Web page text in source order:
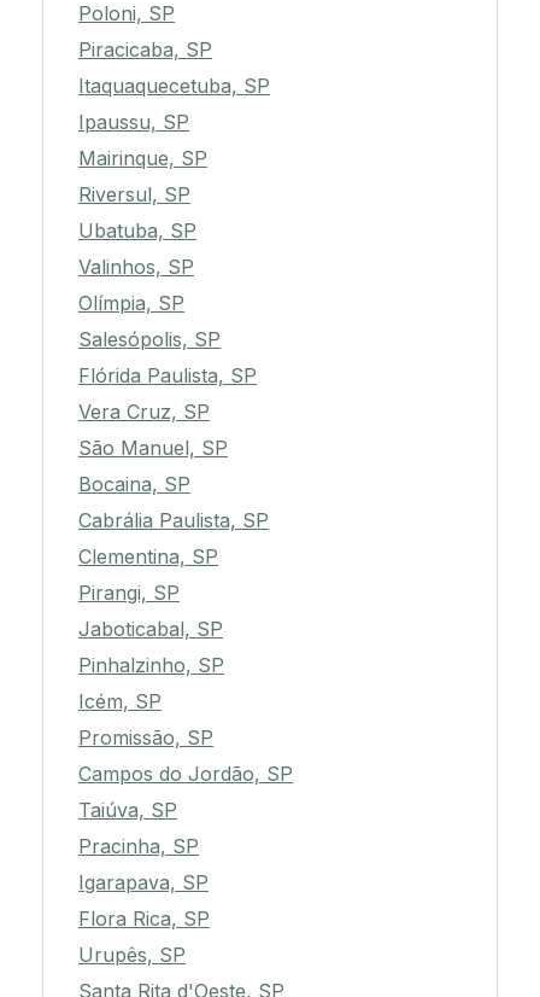
Poloni, SP
Piracicaba, SP
Itaquaquecetuba, SP
Ipaussu, SP
Mairinque, SP
Riversul, SP
Ubatuba, SP
Valinhos, SP
Olímpia, SP
Salesópolis, SP
Flórida Paulista, SP
Vera Cruz, SP
São Manuel, SP
Bocaina, SP
Cabrália Paulista, SP
Clementina, SP
Pirangi, SP
Jaboticabal, SP
Pinhalzinho, SP
Icém, SP
Promissão, SP
Campos do Jordão, SP
Taiúva, SP
Pracinha, SP
Igarapava, SP
Flora Rica, SP
Urupês, SP
Santa Rita d'Oeste, SP